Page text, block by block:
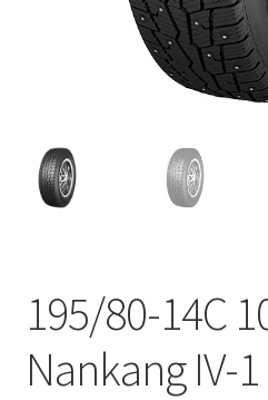
195/80-14C
Nankang IV-1